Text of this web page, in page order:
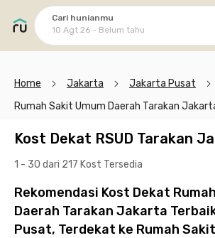
Cari hunianmu
10 Agt 26 - Belum tahu
Home Jakarta Jakarta Pusat
Rumah Sakit Umum Daerah Tarakan
Kost Dekat RSUD Tarakan
1 - 30 dari 217 Kost Tersedia
Rekomendasi Kost Dekat
Daerah Tarakan Jakarta
Pusat, Terdekat ke Rumah Sakit